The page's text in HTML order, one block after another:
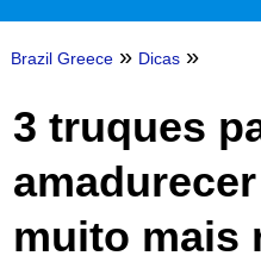
Brazil Greece » Dicas »
3 truques
muito mais